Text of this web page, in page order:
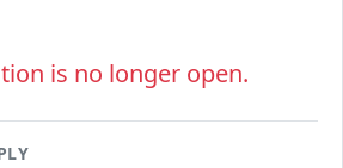
is no longer open.